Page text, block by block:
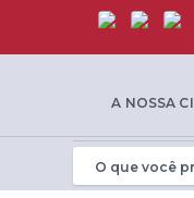
A NOSSA